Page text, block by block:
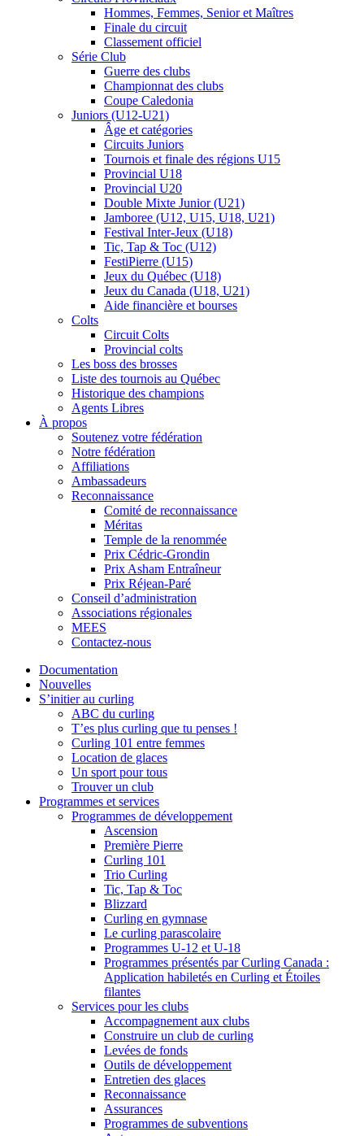
Hommes, Femmes, Senior et Maîtres
Finale du circuit
Classement officiel
Série Club
Guerre des clubs
Championnat des clubs
Coupe Caledonia
Juniors (U12-U21)
Âge et catégories
Circuits Juniors
Tournois et finale des régions U15
Provincial U18
Provincial U20
Double Mixte Junior (U21)
Jamboree (U12, U15, U18, U21)
Festival Inter-Jeux (U18)
Tic, Tap & Toc (U12)
FestiPierre (U15)
Jeux du Québec (U18)
Jeux du Canada (U18, U21)
Aide financière et bourses
Colts
Circuit Colts
Provincial colts
Les boss des brosses
Liste des tournois au Québec
Historique des champions
Agents Libres
À propos
Soutenez votre fédération
Notre fédération
Affiliations
Ambassadeurs
Reconnaissance
Comité de reconnaissance
Méritas
Temple de la renommée
Prix Cédric-Grondin
Prix Asham Entraîneur
Prix Réjean-Paré
Conseil d’administration
Associations régionales
MEES
Contactez-nous
Documentation
Nouvelles
S’initier au curling
ABC du curling
T’es plus curling que tu penses !
Curling 101 entre femmes
Location de glaces
Un sport pour tous
Trouver un club
Programmes et services
Programmes de développement
Ascension
Première Pierre
Curling 101
Trio Curling
Tic, Tap & Toc
Blizzard
Curling en gymnase
Le curling parascolaire
Programmes U-12 et U-18
Programmes présentés par Curling Canada :
Application habiletés en Curling et Étoiles
filantes
Services pour les clubs
Accompagnement aux clubs
Construire un club de curling
Levées de fonds
Outils de développement
Entretien des glaces
Reconnaissance
Assurances
Programmes de subventions